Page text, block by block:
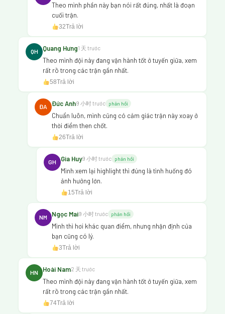
Theo mình phần này bạn nói rất đúng, nhất là đoạn
cuối trận.
32Trả lời
QH Quang Hưng1 天 trước
Theo mình đội này đang vận hành tốt ở tuyến giữa, xem
rất rõ trong các trận gần nhất.
58Trả lời
ĐA Đức Anh9 小时 trước phản hồi
Chuẩn luôn, mình cũng có cảm giác trận này xoay ở
thời điểm then chốt.
26Trả lời
GH Gia Huy9 小时 trước phản hồi
Mình xem lại highlight thì đúng là tình huống đó
ảnh hưởng lớn.
15Trả lời
NM Ngọc Mai9 小时 trước phản hồi
Mình thì hơi khác quan điểm, nhưng nhận định của
bạn cũng có lý.
3Trả lời
HN Hoài Nam2 天 trước
Theo mình đội này đang vận hành tốt ở tuyến giữa, xem
rất rõ trong các trận gần nhất.
74Trả lời